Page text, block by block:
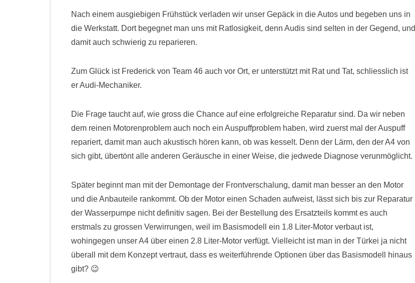
Nach einem ausgiebigen Frühstück verladen wir unser Gepäck in die Autos und begeben uns in
die Werkstatt. Dort begegnet man uns mit Ratlosigkeit, denn Audis sind selten in der Gegend, und
damit auch schwierig zu reparieren.
Zum Glück ist Frederick von Team 46 auch vor Ort, er unterstützt mit Rat und Tat, schliesslich ist
er Audi-Mechaniker.
Die Frage taucht auf, wie gross die Chance auf eine erfolgreiche Reparatur sind. Da wir neben
dem reinen Motorenproblem auch noch ein Auspuffproblem haben, wird zuerst mal der Auspuff
repariert, damit man auch akustisch hören kann, ob was kesselt. Denn der Lärm, den der A4 von
sich gibt, übertönt alle anderen Geräusche in einer Weise, die jedwede Diagnose verunmöglicht.
Später beginnt man mit der Demontage der Frontverschalung, damit man besser an den Motor
und die Anbauteile rankommt. Ob der Motor einen Schaden aufweist, lässt sich bis zur Reparatur
der Wasserpumpe nicht definitiv sagen. Bei der Bestellung des Ersatzteils kommt es auch
erstmals zu grossen Verwirrungen, weil im Basismodell ein 1.8 Liter-Motor verbaut ist,
wohingegen unser A4 über einen 2.8 Liter-Motor verfügt. Vielleicht ist man in der Türkei ja nicht
überall mit dem Konzept vertraut, dass es weiterführende Optionen über das Basismodell hinaus
gibt? 😉